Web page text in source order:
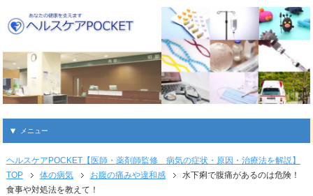
メニュー
ヘルスケアPOCKET【医師・薬剤師監修 病気の症状・原因・治療法を解説】
TOP
体の病気 お腹の痛みや違和感
水下痢で腹痛があるのは危険！
食事や対処法を教えて！